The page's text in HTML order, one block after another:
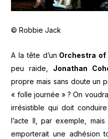
© Robbie Jack
A la tête d’un Orchestra
peu raide, Jonathan
propre mais sans doute un
« folle journée » ? On
irrésistible qui doit
l’acte II, par exemple,
emporterait une adhésion